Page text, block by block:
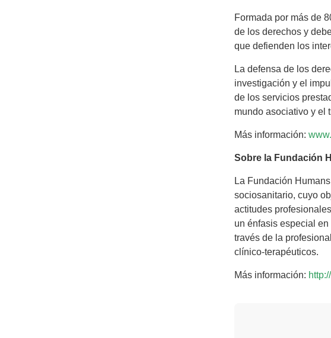
Formada por más de
de los derechos y
que defienden los
La defensa de los
investigación y el
de los servicios
mundo asociativo y el
Más información:
Sobre la Fundación
La Fundación
sociosanitario, cuyo
actitudes
un énfasis especial
través de la
clínico-terapéuticos.
Más información: